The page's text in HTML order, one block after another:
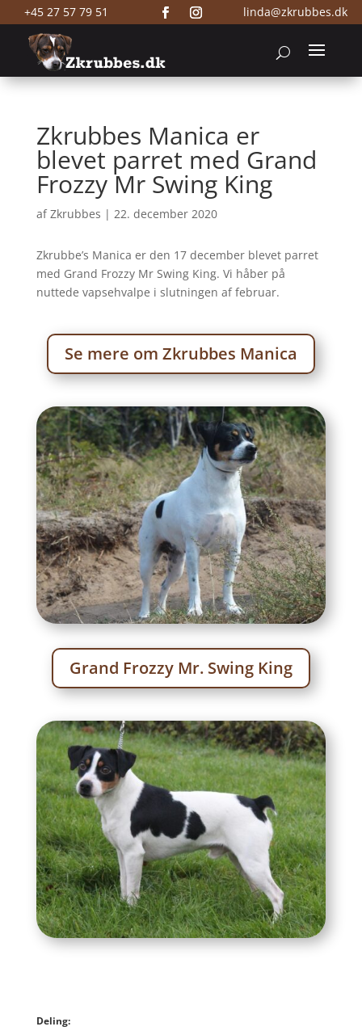
+45 27 57 79 51 linda@zkrubbes.dk
Zkrubbes Manica er
blevet parret med Grand
Frozzy Mr Swing King
afZkrubbes | 22. december 2020
Zkrubbe’s Manica er den 17 december blevet parret
med Grand Frozzy Mr Swing King. Vi håber på
nuttede vapsehvalpe i slutningen af februar.
Se mere om Zkrubbes Manica
Grand Frozzy Mr. Swing King
Deling: